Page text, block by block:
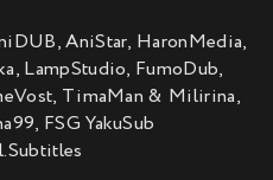
AniStar, HaronMedia,
LampStudio, FumoDub,
TimaMan & Milirina,
FSG YakuSub